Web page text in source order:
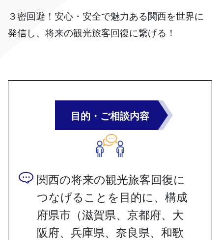
３密回避！安心・安全で魅力ある関西を世界に
発信し、将来の観光旅客回復に繋げる！
目的・ご相談内容
関西の将来の観光旅客回復に
つなげることを目的に、構成
府県市（滋賀県、京都府、大
阪府、兵庫県、奈良県、和歌